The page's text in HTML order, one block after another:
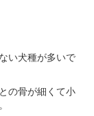
い犬種が多いで
の骨が細くて小